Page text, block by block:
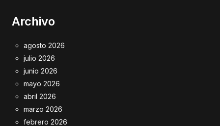
Archivo
agosto 2026
julio 2026
junio 2026
mayo 2026
abril 2026
marzo 2026
febrero 2026